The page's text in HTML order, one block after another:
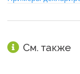
См. также